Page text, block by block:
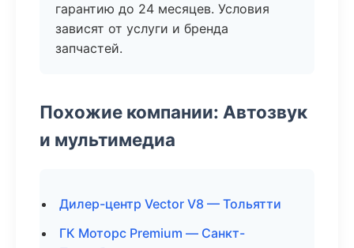
гарантию до 24 месяцев. Условия
зависят от услуги и бренда
запчастей.
Похожие компании: Автозвук
и мультимедиа
Дилер-центр Vector V8 — Тольятти
ГК Моторс Premium — Санкт-